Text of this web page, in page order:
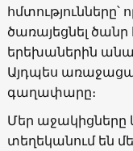
ծառայեցնել ծանր
երեխաներին
Այդպես
գաղափարը։
Մեր աջակիցները
տեղեկանում են